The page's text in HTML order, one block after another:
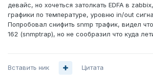
девайс, но хочеться затолкать EDFA в
графики по температуре, уровню in/out
Попробовал снифить snmp трафик, видел
162 (snmptrap), но не сообразил что куда
Вставить ник Цитата